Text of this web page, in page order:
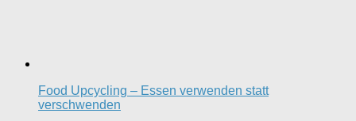
Food Upcycling – Essen verwenden statt
verschwenden